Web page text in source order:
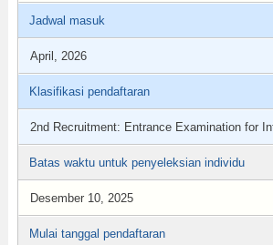
Jadwal masuk
April, 2026
Klasifikasi pendaftaran
2nd Recruitment: Entrance Examination for
Batas waktu untuk penyeleksian individu
Desember 10, 2025
Mulai tanggal pendaftaran